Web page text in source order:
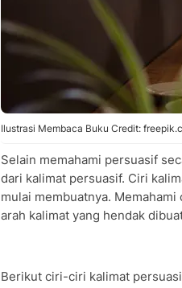
Ilustrasi Membaca Buku Credit:
Selain memahami persuasif
dari kalimat persuasif. Ciri
mulai membuatnya.
arah kalimat yang hendak
Berikut ciri-ciri kalimat